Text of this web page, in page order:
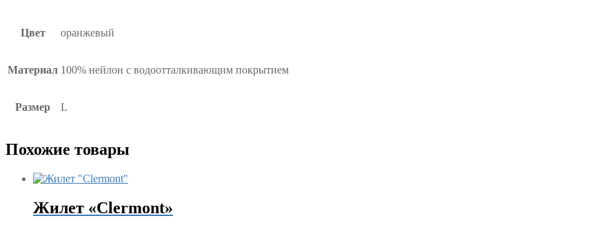
Цвет оранжевый
Материал 100% нейлон с водоотталкивающим покрытием
Размер L
Похожие товары
Жилет «Clermont»